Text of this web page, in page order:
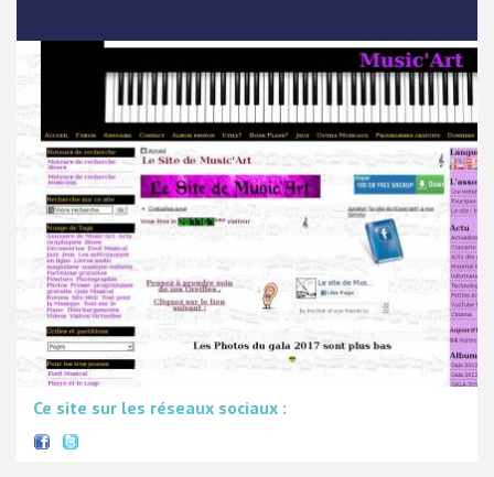
Ce site sur les réseaux sociaux :